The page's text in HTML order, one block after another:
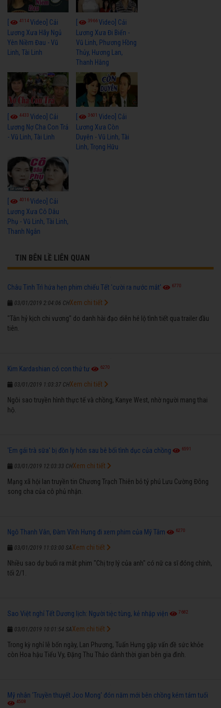
4114Video] Cải
Lương Xưa Hãy Ngủ
Yên Niềm Đau - Vũ
Linh, Tài Linh
3966Video] Cải
Lương Xưa Đi Biển -
Vũ Linh, Phương Hồng
Thủy, Hương Lan,
Thanh Hằng
4433 Video] Cải
Lương Nợ Cha Con Trả
- Vũ Linh, Tài Linh
3601Video] Cải
Lương Xưa Còn
Duyên - Vũ Linh, Tài
Linh, Trọng Hữu
[ 4016Video] Cải
Lương Xưa Cô Dâu
Phụ - Vũ Linh, Tài Linh,
Thanh Ngân
TIN BÊN LỀ LIÊN QUAN
Châu Tinh Trì hứa hẹn phim chiếu Tết 'cười ra nước mắt' 6770
03/01/2019 2:04:06 CH
"Tân hỷ kịch chi vương" do danh hài đạo diễn hé lộ tình tiết qua trailer đầu
tiên.
Xem chi tiết
Kim Kardashian có con thứ tư 6270
03/01/2019 1:03:37 CH
Ngôi sao truyền hình thực tế và chồng, Kanye West, nhờ người mang thai
hộ.
Xem chi tiết
'Em gái trà sữa' bị đồn ly hôn sau bê bối tình dục của chồng 6591
03/01/2019 12:03:33 CH
Mạng xã hội lan truyền tin Chương Trạch Thiên bỏ tỷ phú Lưu Cường Đông
song cha của cô phủ nhận.
Xem chi tiết
Ngô Thanh Vân, Đàm Vĩnh Hưng đi xem phim của Mỹ Tâm 6270
03/01/2019 11:03:00 SA
Nhiều sao dự buổi ra mắt phim "Chị trợ lý của anh" có nữ ca sĩ đóng chính,
tối 2/1.
Xem chi tiết
Sao Việt nghỉ Tết Dương lịch: Người tiệc tùng, kẻ nhập viện 7682
03/01/2019 10:01:54 SA
Trong kỳ nghỉ lễ bốn ngày, Lan Phương, Tuấn Hưng gặp vấn đề sức khỏe
còn Hoa hậu Tiểu Vy, Đặng Thu Thảo dành thời gian bên gia đình.
Xem chi tiết
Mỹ nhân 'Truyền thuyết Joo Mong' đón năm mới bên chồng kém tám tuổi
4508